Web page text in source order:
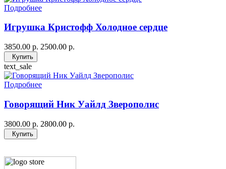
Подробнее
Игрушка Кристофф Холодное сердце
3850.00 р. 2500.00 р.
Купить
text_sale
Подробнее
Говорящий Ник Уайлд Зверополис
3800.00 р. 2800.00 р.
Купить